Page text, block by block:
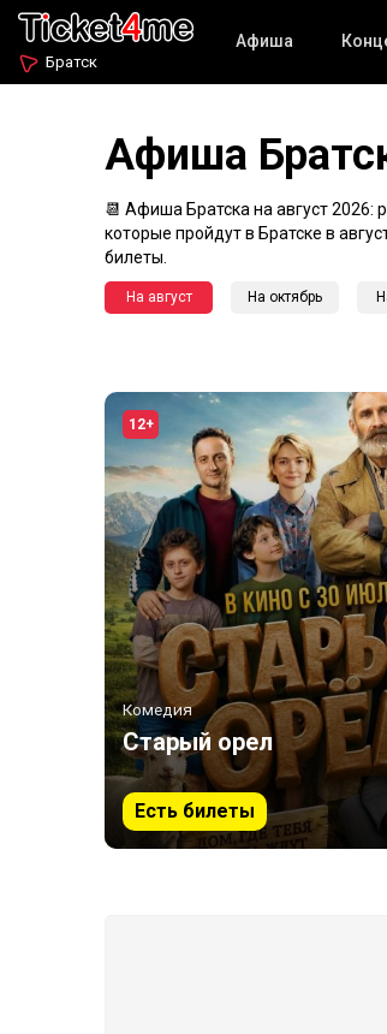
Братск
Афиша
Афиша
📆 Афиша Братска на август 2026:
которые пройдут в Братске в
билеты.
На август На октябрь
12+
Комедия
Старый орел
Есть билеты